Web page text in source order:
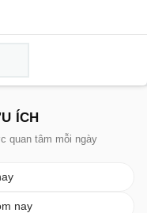
ÍCH
quan tâm mỗi ngày
nay